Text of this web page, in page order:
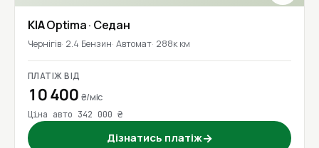
KIAOptima· Седан
Чернігів 2.4 Бензин Автомат 288к км
ПЛАТІЖ ВІД
10 400 ₴/міс
Ціна авто 342 000 ₴
Дізнатись платіж→